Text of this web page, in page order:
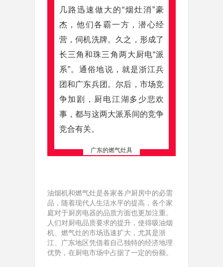
几路迅速做大的“烟灶消”豪
杰，他们各霸一方，潜心经
营，伺机洗牌。久之，形成了
长三角和珠三角两大厨电“派
系”。通俗地说，就是浙江兵
团和广东兵团。尔后，市场竞
争加剧，厨电江湖多少悲欢
事，都与这两大派系间的竞争
竞合有关。
广东的燃气灶具
油烟机和燃气灶是各家各户厨房中的必需
品，随着现代人生活水平的提高，各个家
庭对于厨房电器的品质方面也更加注重。
人们对厨电品质要求的提升，使得吸油烟
机、燃气灶的市场迅速扩大，尤其是浙
江、广东地区凭借着自己独特的经济地理
优势，在厨电市场中占据了一定的份额。